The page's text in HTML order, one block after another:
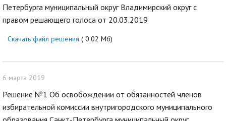
Петербурга муниципальный округ Владимирский округ с
правом решающего голоса от 20.03.2019
Скачать файл решения ( 0.02 Мб)
6 марта 2019
Решение №1 Об освобождении от обязанностей членов
избирательной комиссии внутригородского муниципального